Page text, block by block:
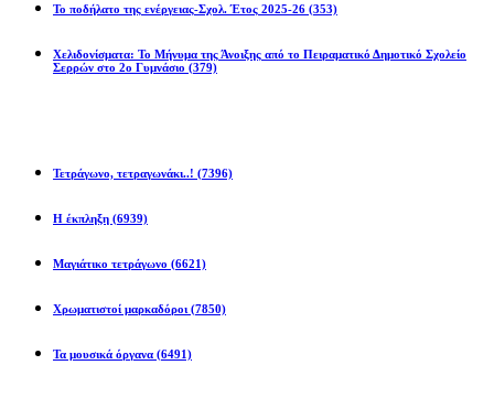
Το ποδήλατο της ενέργειας-Σχολ. Έτος 2025-26 (353)
Χελιδονίσματα: Το Μήνυμα της Άνοιξης από το Πειραματικό Δημοτικό Σχολείο
Σερρών στο 2ο Γυμνάσιο (379)
Τετράγωνο, τετραγωνάκι..! (7396)
Η έκπληξη (6939)
Μαγιάτικο τετράγωνο (6621)
Χρωματιστοί μαρκαδόροι (7850)
Τα μουσικά όργανα (6491)